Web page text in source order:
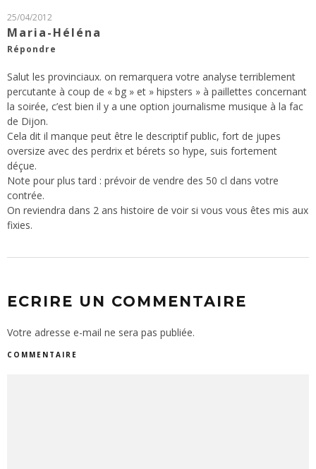
25/04/2012
Maria-Héléna
Répondre
Salut les provinciaux. on remarquera votre analyse terriblement
percutante à coup de « bg » et » hipsters » à paillettes concernant
la soirée, c’est bien il y a une option journalisme musique à la fac
de Dijon.
Cela dit il manque peut être le descriptif public, fort de jupes
oversize avec des perdrix et bérets so hype, suis fortement
déçue.
Note pour plus tard : prévoir de vendre des 50 cl dans votre
contrée.
On reviendra dans 2 ans histoire de voir si vous vous êtes mis aux
fixies.
ECRIRE UN COMMENTAIRE
Votre adresse e-mail ne sera pas publiée.
COMMENTAIRE